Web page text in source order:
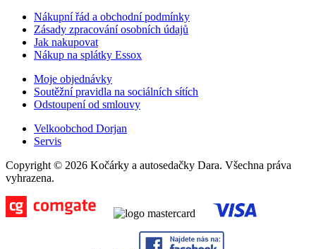
Nákupní řád a obchodní podmínky
Zásady zpracování osobních údajů
Jak nakupovat
Nákup na splátky Essox
Moje objednávky
Soutěžní pravidla na sociálních sítích
Odstoupení od smlouvy
Velkoobchod Dorjan
Servis
Copyright © 2026 Kočárky a autosedačky Dara. Všechna práva
vyhrazena.